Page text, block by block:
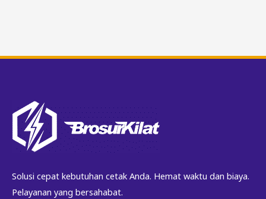
Solusi cepat kebutuhan cetak Anda. Hemat waktu dan biaya.
Pelayanan yang bersahabat.